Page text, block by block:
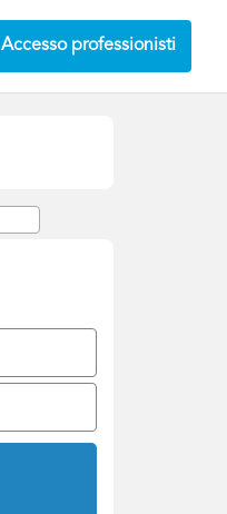
Accesso professionisti